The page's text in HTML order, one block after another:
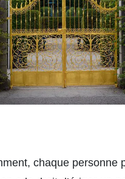
chaque personne